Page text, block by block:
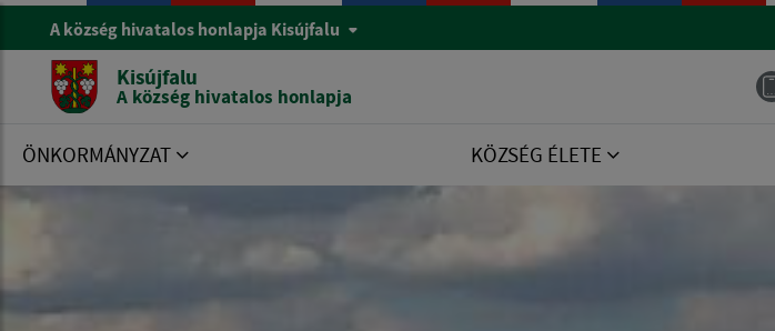
A község hivatalos honlapja Kisújfalu
Kisújfalu
A község hivatalos honlapja
ÖNKORMÁNYZAT KÖZSÉG ÉLETE